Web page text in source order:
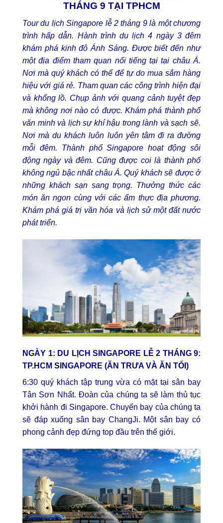
THÁNG 9 TẠI TPHCM
Tour du lịch Singapore lễ 2 tháng 9 là một chương
trình hấp dẫn. Hành trình du lịch 4 ngày 3 đêm
khám phá kinh đô Ánh Sáng. Được biết đến như
một địa điểm tham quan nổi tiếng tại tại châu Á.
Nơi mà quý khách có thể để tự do mua sắm hàng
hiệu với giá rẻ. Tham quan các công trình hiện đại
và khổng lồ. Chụp ảnh với quang cảnh tuyệt đẹp
mà không nơi nào có được. Khám phá thành phố
văn minh và lịch sự khí hậu trong lành và sạch sẽ.
Nơi mà du khách luôn luôn yên tâm đi ra đường
mỗi đêm. Thành phố Singapore hoạt động sôi
động ngày và đêm. Cũng được coi là thành phố
không ngủ bậc nhất châu Á. Quý khách sẽ được ở
những khách sạn sang trọng. Thưởng thức các
món ăn ngon cùng với các ẩm thực địa phương.
Khám phá giá trị văn hóa và lịch sử một đất nước
phát triển.
NGÀY 1: DU LỊCH SINGAPORE LỄ 2 THÁNG 9:
TP.HCM SINGAPORE (ĂN TRƯA VÀ ĂN TỐI)
6:30 quý khách tập trung vừa có mặt tại sân bay
Tân Sơn Nhất. Đoàn của chúng ta sẽ làm thủ tục
khởi hành đi Singapore. Chuyến bay của chúng ta
sẽ đáp xuống sân bay ChangJi. Một sân bay có
phong cảnh đẹp đứng top đầu trên thế giới.